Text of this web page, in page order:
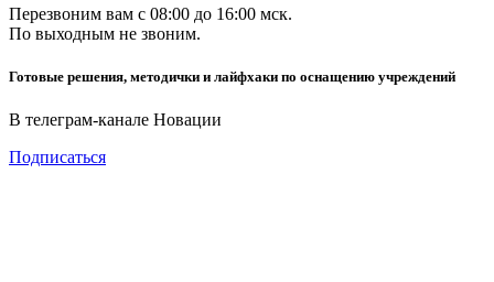
Перезвоним вам с 08:00 до 16:00 мск.
По выходным не звоним.
Готовые решения, методички и лайфхаки по оснащению учреждений
В телеграм-канале Новации
Подписаться